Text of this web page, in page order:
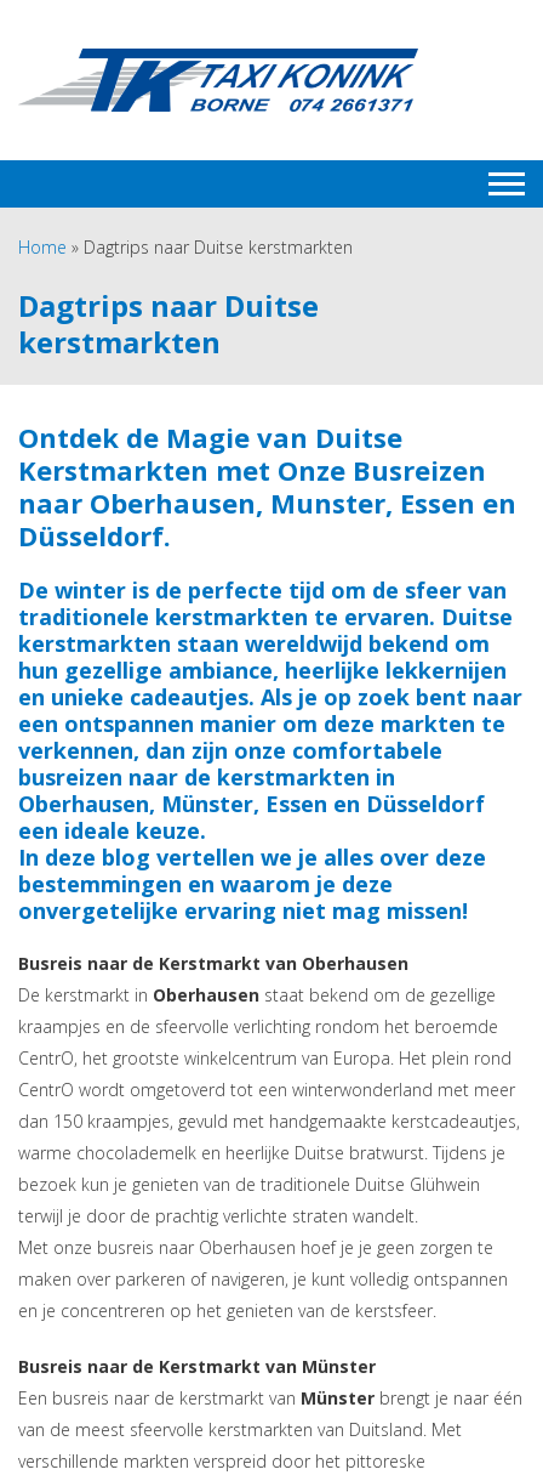
Home » Dagtrips naar Duitse kerstmarkten
Dagtrips naar Duitse
kerstmarkten
Ontdek de Magie van Duitse
Kerstmarkten met Onze Busreizen
naar Oberhausen, Munster, Essen en
Düsseldorf.
De winter is de perfecte tijd om de sfeer van
traditionele kerstmarkten te ervaren. Duitse
kerstmarkten staan wereldwijd bekend om
hun gezellige ambiance, heerlijke lekkernijen
en unieke cadeautjes. Als je op zoek bent naar
een ontspannen manier om deze markten te
verkennen, dan zijn onze comfortabele
busreizen naar de kerstmarkten in
Oberhausen, Münster, Essen en Düsseldorf
een ideale keuze.
In deze blog vertellen we je alles over deze
bestemmingen en waarom je deze
onvergetelijke ervaring niet mag missen!
Busreis naar de Kerstmarkt van Oberhausen
De kerstmarkt in Oberhausen staat bekend om de gezellige
kraampjes en de sfeervolle verlichting rondom het beroemde
CentrO, het grootste winkelcentrum van Europa. Het plein rond
CentrO wordt omgetoverd tot een winterwonderland met meer
dan 150 kraampjes, gevuld met handgemaakte kerstcadeautjes,
warme chocolademelk en heerlijke Duitse bratwurst. Tijdens je
bezoek kun je genieten van de traditionele Duitse Glühwein
terwijl je door de prachtig verlichte straten wandelt.
Met onze busreis naar Oberhausen hoef je je geen zorgen te
maken over parkeren of navigeren, je kunt volledig ontspannen
en je concentreren op het genieten van de kerstsfeer.
Busreis naar de Kerstmarkt van Münster
Een busreis naar de kerstmarkt van Münster brengt je naar één
van de meest sfeervolle kerstmarkten van Duitsland. Met
verschillende markten verspreid door het pittoreske